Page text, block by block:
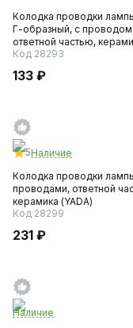
Колодка проводки
Г-образный, с
ответной частью,
Код 28293
133 ₽
5Наличие
Колодка проводки
проводами, ответной
керамика (YADA)
Код 28299
231 ₽
Наличие